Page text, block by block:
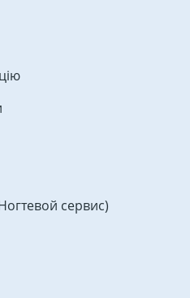
сервис)